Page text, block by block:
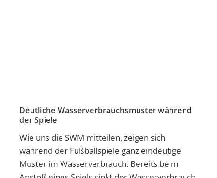
Deutliche Wasserverbrauchsmuster während
der Spiele
Wie uns die SWM mitteilen, zeigen sich
während der Fußballspiele ganz eindeutige
Muster im Wasserverbrauch. Bereits beim